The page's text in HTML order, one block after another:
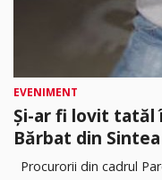
EVENIMENT
Și-ar fi lovit tatăl
Bărbat din
Procurorii din cadrul